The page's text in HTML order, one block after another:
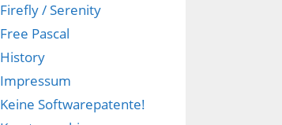
Firefly / Serenity
Free Pascal
History
Impressum
Keine Softwarepatente!